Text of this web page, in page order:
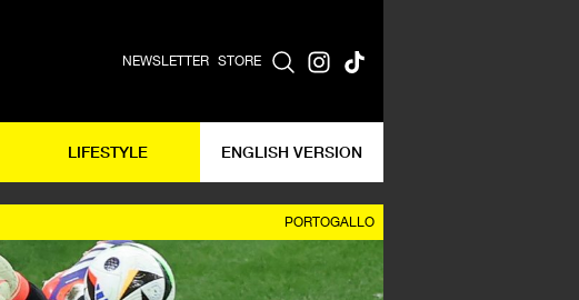
NEWSLETTER STORE
LIFESTYLE ENGLISH VERSION
PORTOGALLO